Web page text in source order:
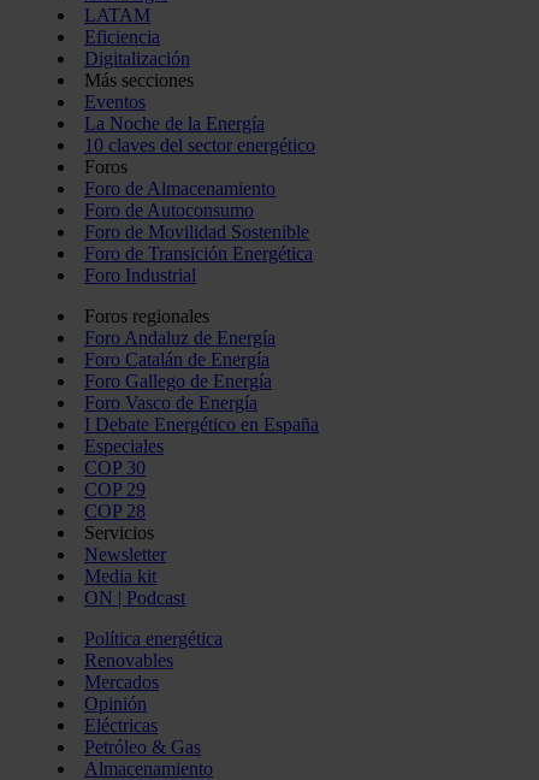
LATAM
Eficiencia
Digitalización
Más secciones
Eventos
La Noche de la Energía
10 claves del sector energético
Foros
Foro de Almacenamiento
Foro de Autoconsumo
Foro de Movilidad Sostenible
Foro de Transición Energética
Foro Industrial
Foros regionales
Foro Andaluz de Energía
Foro Catalán de Energía
Foro Gallego de Energía
Foro Vasco de Energía
I Debate Energético en España
Especiales
COP 30
COP 29
COP 28
Servicios
Newsletter
Media kit
ON | Podcast
Política energética
Renovables
Mercados
Opinión
Eléctricas
Petróleo & Gas
Almacenamiento